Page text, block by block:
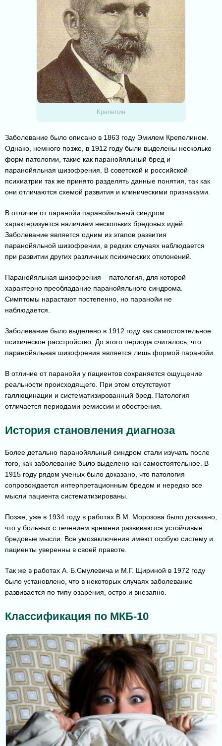
Крепелин
Заболевание было описано в 1863 году Эмилем Крепелином.
Однако, немного позже, в 1912 году были выделены несколько
форм патологии, такие как паранойяльный бред и
паранойяльная шизофрения. В советской и российской
психиатрии так же принято разделять данные понятия, так как
они отличаются схемой развития и клиническими признаками.
В отличие от паранойи паранойяльный синдром
характеризуется наличием нескольких бредовых идей.
Заболевание является одним из этапов развития
паранойяльной шизофрении, в редких случаях наблюдается
при развитии других различных психических отклонений.
Паранойяльная шизофрения – патология, для которой
характерно преобладание паранойяльного синдрома.
Симптомы нарастают постепенно, но паранойи не
наблюдается.
Заболевание было выделено в 1912 году как самостоятельное
психическое расстройство. До этого периода считалось, что
паранойяльная шизофрения является лишь формой паранойи.
В отличие от паранойи у пациентов сохраняется ощущение
реальности происходящего. При этом отсутствуют
галлюцинации и систематизированный бред. Патология
отличается периодами ремиссии и обострения.
История становления диагноза
Более детально паранойяльный синдром стали изучать после
того, как заболевание было выделено как самостоятельное. В
1915 году рядом ученых было доказано, что патология
сопровождается интерпретационным бредом и нередко все
мысли пациента систематизированы.
Позже, уже в 1934 году в работах В.М. Морозова было доказано,
что у больных с течением времени развиваются устойчивые
бредовые мысли. Все умозаключения имеют особую систему и
пациенты уверенны в своей правоте.
Так же в работах А. Б.Смулевича и М.Г. Щириной в 1972 году
было установлено, что в некоторых случаях заболевание
развивается по типу озарения, остро и внезапно.
Классификация по МКБ-10